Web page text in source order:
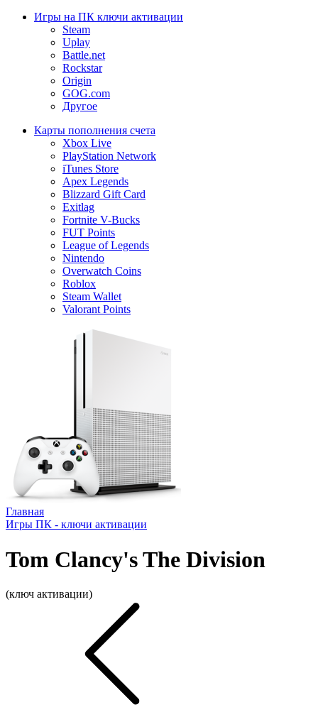
Игры на ПК ключи активации
Steam
Uplay
Battle.net
Rockstar
Origin
GOG.com
Другое
Карты пополнения счета
Xbox Live
PlayStation Network
iTunes Store
Apex Legends
Blizzard Gift Card
Exitlag
Fortnite V-Bucks
FUT Points
League of Legends
Nintendo
Overwatch Coins
Roblox
Steam Wallet
Valorant Points
Главная
Игры ПК - ключи активации
Tom Clancy's The Division
(ключ активации)